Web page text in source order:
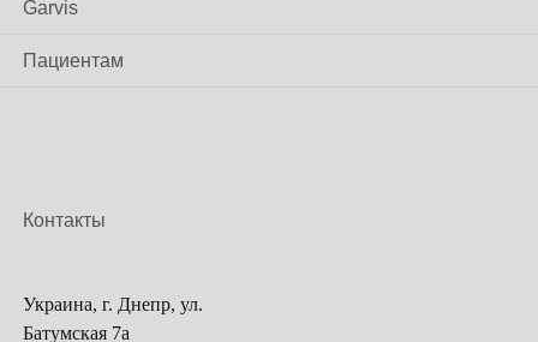
пузыре)
Garvis
Пациентам
Контакты
Украина, г. Днепр, ул.
Батумская 7а